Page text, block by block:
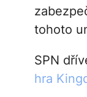
tohoto
SPN
hra